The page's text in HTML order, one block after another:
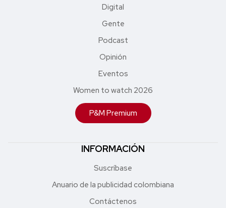
Digital
Gente
Podcast
Opinión
Eventos
Women to watch 2026
P&M Premium
INFORMACIÓN
Suscríbase
Anuario de la publicidad colombiana
Contáctenos